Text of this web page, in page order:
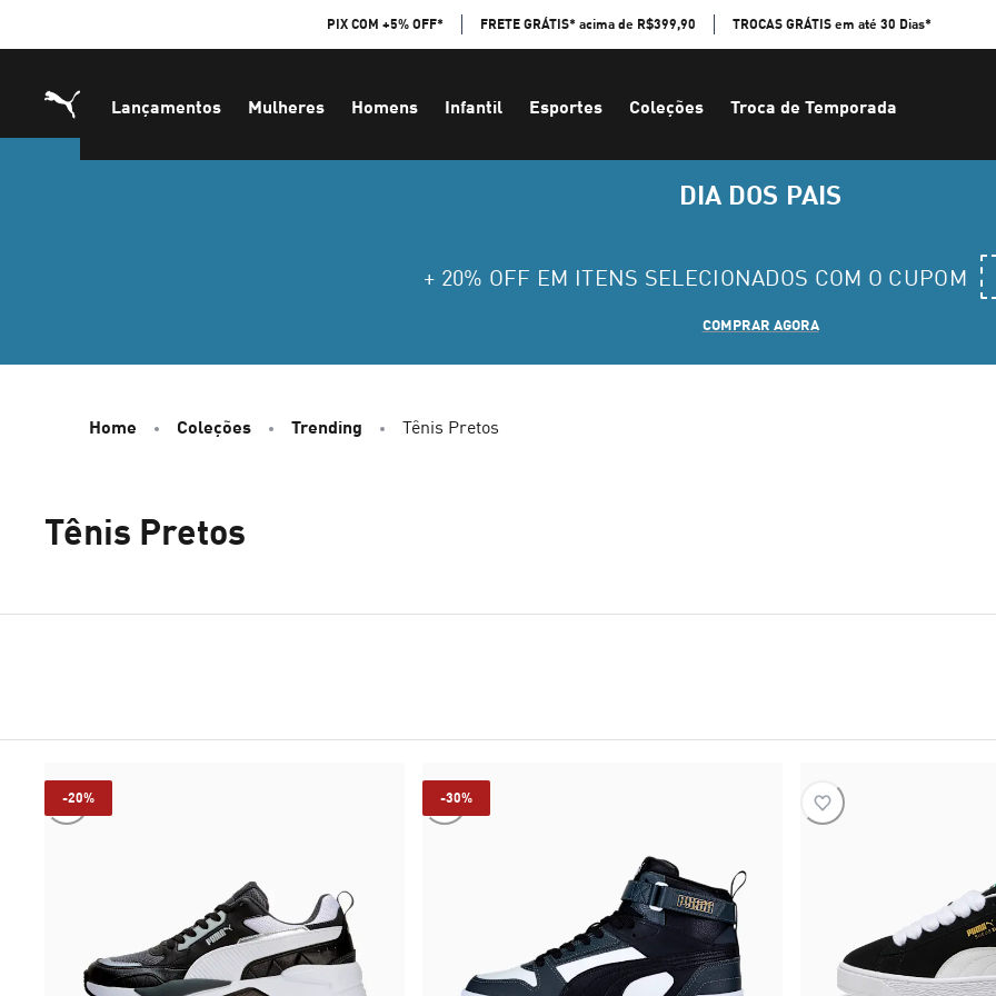
PIX COM +5% OFF* FRETE GRÁTIS* acima de R$399,90 TROCAS GRÁTIS em até 30 Dias*
Lançamentos Mulheres Homens Infantil Esportes Coleções Troca de Temporada
DIA DOS PAIS
+ 20% OFF EM ITENS SELECIONADOS COM O CUPOM
COMPRAR AGORA
Home Coleções Trending Tênis Pretos
Tênis Pretos
-20% -30%